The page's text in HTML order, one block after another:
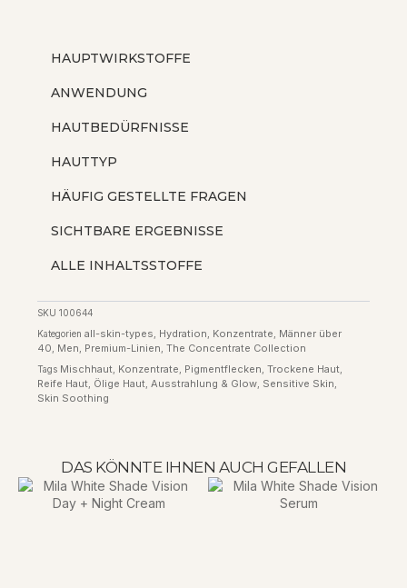
HAUPTWIRKSTOFFE
ANWENDUNG
HAUTBEDÜRFNISSE
HAUTTYP
HÄUFIG GESTELLTE FRAGEN
SICHTBARE ERGEBNISSE
ALLE INHALTSSTOFFE
SKU 100644
Kategorien all-skin-types, Hydration, Konzentrate, Männer über
40, Men, Premium-Linien, The Concentrate Collection
Tags Mischhaut, Konzentrate, Pigmentflecken, Trockene Haut,
Reife Haut, Ölige Haut, Ausstrahlung & Glow, Sensitive Skin,
Skin Soothing
DAS KÖNNTE IHNEN AUCH GEFALLEN